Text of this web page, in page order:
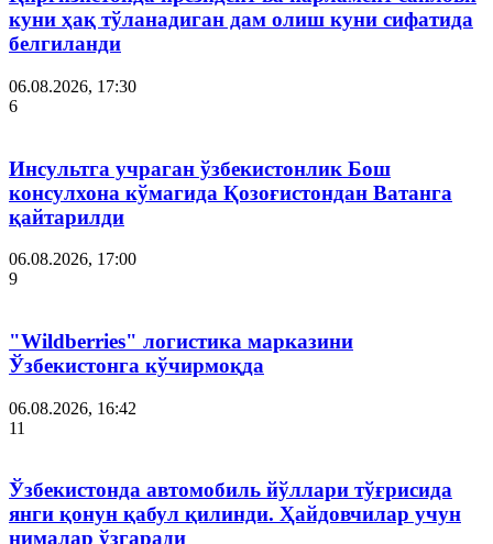
куни ҳақ тўланадиган дам олиш куни сифатида
белгиланди
06.08.2026, 17:30
6
Инсультга учраган ўзбекистонлик Бош
консулхона кўмагида Қозоғистондан Ватанга
қайтарилди
06.08.2026, 17:00
9
"Wildberries" логистика марказини
Ўзбекистонга кўчирмоқда
06.08.2026, 16:42
11
Ўзбекистонда автомобиль йўллари тўғрисида
янги қонун қабул қилинди. Ҳайдовчилар учун
нималар ўзгаради